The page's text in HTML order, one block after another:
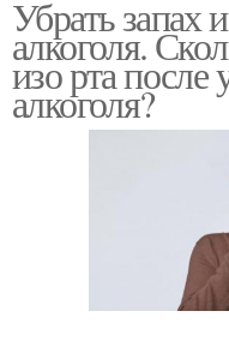
Пищи изо рта
Сигареты изо рта
Убрать запах
алкоголя.
изо рта после
алкоголя?